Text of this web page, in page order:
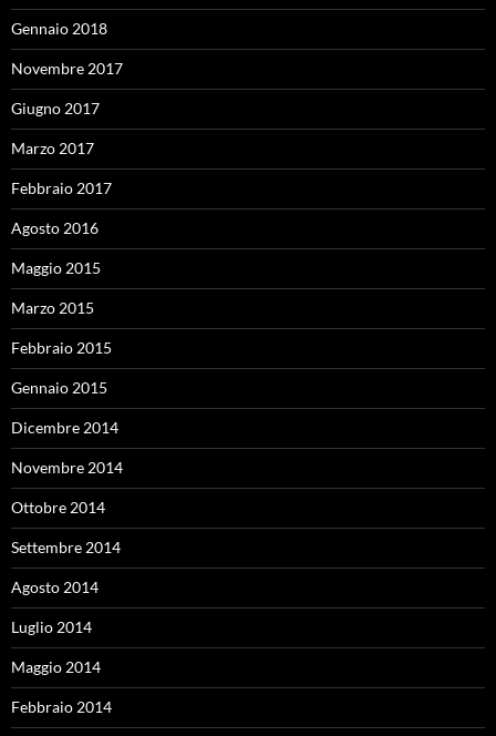
Gennaio 2018
Novembre 2017
Giugno 2017
Marzo 2017
Febbraio 2017
Agosto 2016
Maggio 2015
Marzo 2015
Febbraio 2015
Gennaio 2015
Dicembre 2014
Novembre 2014
Ottobre 2014
Settembre 2014
Agosto 2014
Luglio 2014
Maggio 2014
Febbraio 2014